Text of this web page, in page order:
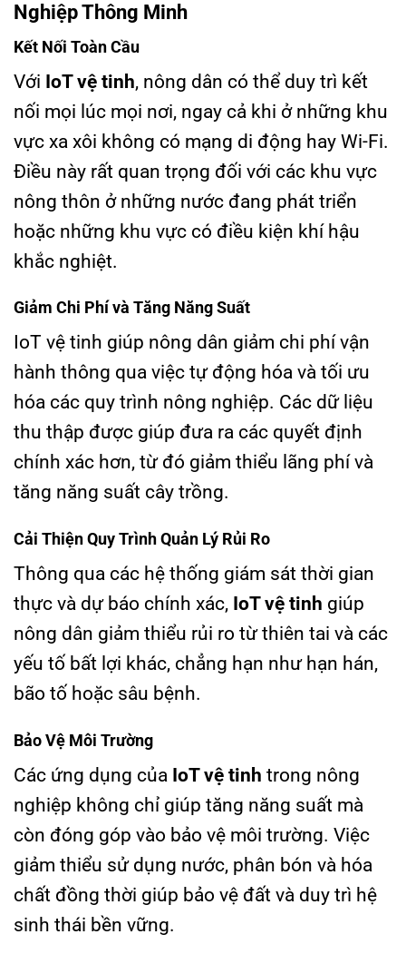
Nghiệp Thông Minh
Kết Nối Toàn Cầu
Với IoT vệ tinh, nông dân có thể duy trì kết
nối mọi lúc mọi nơi, ngay cả khi ở những khu
vực xa xôi không có mạng di động hay Wi-Fi.
Điều này rất quan trọng đối với các khu vực
nông thôn ở những nước đang phát triển
hoặc những khu vực có điều kiện khí hậu
khắc nghiệt.
Giảm Chi Phí và Tăng Năng Suất
IoT vệ tinh giúp nông dân giảm chi phí vận
hành thông qua việc tự động hóa và tối ưu
hóa các quy trình nông nghiệp. Các dữ liệu
thu thập được giúp đưa ra các quyết định
chính xác hơn, từ đó giảm thiểu lãng phí và
tăng năng suất cây trồng.
Cải Thiện Quy Trình Quản Lý Rủi Ro
Thông qua các hệ thống giám sát thời gian
thực và dự báo chính xác, IoT vệ tinh giúp
nông dân giảm thiểu rủi ro từ thiên tai và các
yếu tố bất lợi khác, chẳng hạn như hạn hán,
bão tố hoặc sâu bệnh.
Bảo Vệ Môi Trường
Các ứng dụng của IoT vệ tinh trong nông
nghiệp không chỉ giúp tăng năng suất mà
còn đóng góp vào bảo vệ môi trường. Việc
giảm thiểu sử dụng nước, phân bón và hóa
chất đồng thời giúp bảo vệ đất và duy trì hệ
sinh thái bền vững.